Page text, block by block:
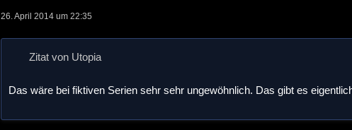
26. April 2014 um 22:35
Zitat von Utopia
Das wäre bei fiktiven Serien sehr sehr ungewöhnlich. Das gibt es